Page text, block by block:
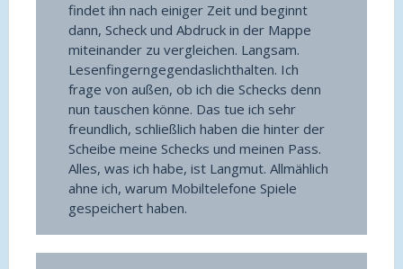
findet ihn nach einiger Zeit und beginnt
dann, Scheck und Abdruck in der Mappe
miteinander zu vergleichen. Langsam.
Lesenfingerngegendaslichthalten. Ich
frage von außen, ob ich die Schecks denn
nun tauschen könne. Das tue ich sehr
freundlich, schließlich haben die hinter der
Scheibe meine Schecks und meinen Pass.
Alles, was ich habe, ist Langmut. Allmählich
ahne ich, warum Mobiltelefone Spiele
gespeichert haben.